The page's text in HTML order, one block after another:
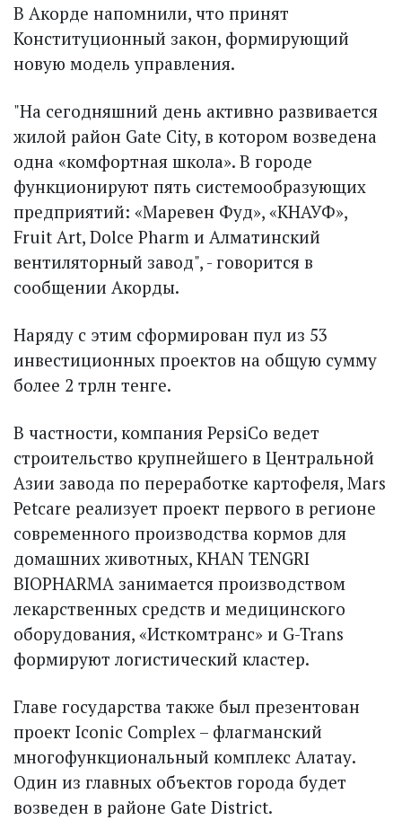
В Акорде напомнили, что принят
Конституционный закон, формирующий
новую модель управления.
"На сегодняшний день активно развивается
жилой район Gate City, в котором возведена
одна «комфортная школа». В городе
функционируют пять системообразующих
предприятий: «Маревен Фуд», «КНАУФ»,
Fruit Art, Dolce Pharm и Алматинский
вентиляторный завод", - говорится в
сообщении Акорды.
Наряду с этим сформирован пул из 53
инвестиционных проектов на общую сумму
более 2 трлн тенге.
В частности, компания PepsiCo ведет
строительство крупнейшего в Центральной
Азии завода по переработке картофеля, Mars
Petcare реализует проект первого в регионе
современного производства кормов для
домашних животных, KHAN TENGRI
BIOPHARMA занимается производством
лекарственных средств и медицинского
оборудования, «Исткомтранс» и G-Trans
формируют логистический кластер.
Главе государства также был презентован
проект Iconic Complex – флагманский
многофункциональный комплекс Алатау.
Один из главных объектов города будет
возведен в районе Gate District.